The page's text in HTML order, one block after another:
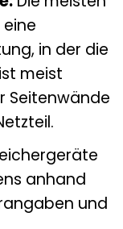
in der die
meist
Seitenwände
anhand
und